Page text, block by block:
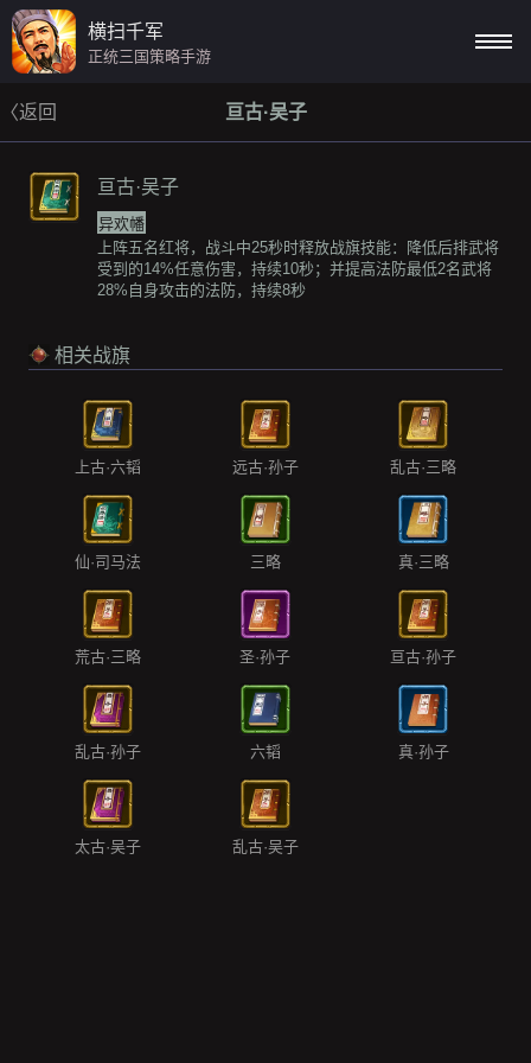
横扫千军
正统三国策略手游
〈返回 亘古·吴子
亘古·吴子
异欢幡
上阵五名红将，战斗中25秒时释放战旗技能：降低后排武将
受到的14%任意伤害，持续10秒；并提高法防最低2名武将
28%自身攻击的法防，持续8秒
相关战旗
上古·六韬 远古·孙子 乱古·三略
仙·司马法 三略 真·三略
荒古·三略 圣·孙子 亘古·孙子
乱古·孙子 六韬 真·孙子
太古·吴子 乱古·吴子